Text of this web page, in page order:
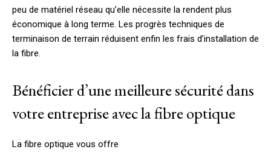
peu de matériel réseau qu’elle nécessite la rendent plus
économique à long terme. Les progrès techniques de
terminaison de terrain réduisent enfin les frais d’installation de
la fibre.
Bénéficier d’une meilleure sécurité dans
votre entreprise avec la fibre optique
La fibre optique vous offre